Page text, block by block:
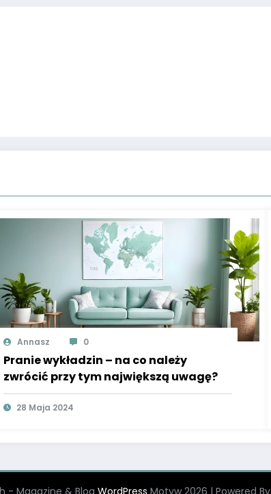
Annasz 0
Pranie wykładzin – na co należy
zwrócić przy tym największą uwagę?
28 Maja 2024